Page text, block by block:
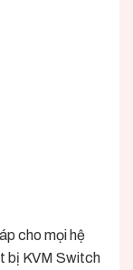
cho mọi hệ
bị KVM Switch